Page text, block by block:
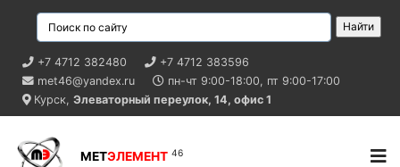
+7 4712 382480
+7 4712 383596
met46@yandex.ru
пн-чт 9:00-18:00, пт 9:00-17:00
Курск, Элеваторный переулок, 14, офис 1
МЕТЭЛЕМЕНТ 46